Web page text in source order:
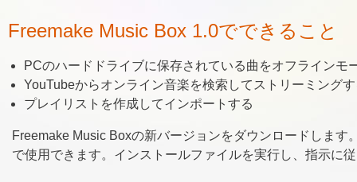
Freemake Music Box 1.0でできること
PCのハードドライブに保存されている曲をオフラインモ
YouTubeからオンライン音楽を検索してストリーミング
プレイリストを作成してインポートする
Freemake Music Boxの新バージョンをダウンロードしま
で使用できます。インストールファイルを実行し、指示に